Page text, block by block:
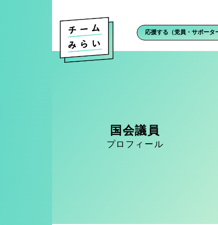
応援する（党員・サポータ
国会議員
プロフィール